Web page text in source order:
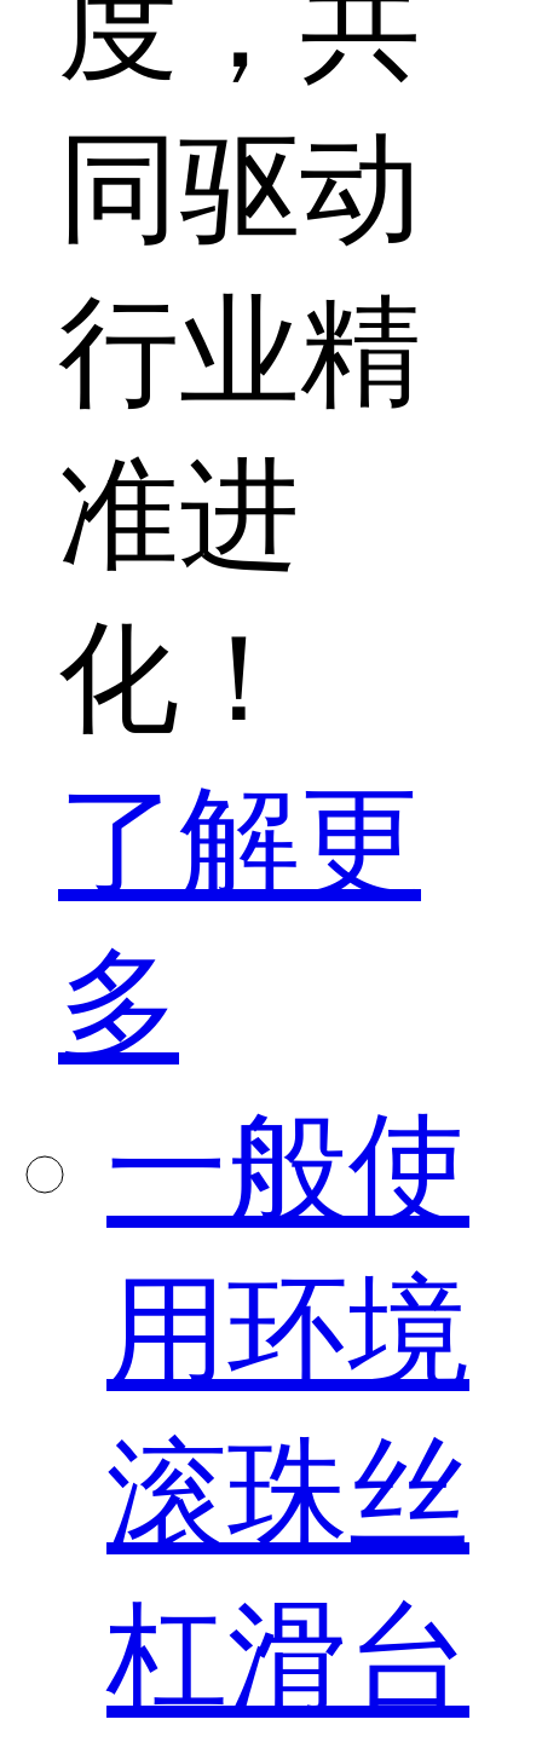
同驱动
行业精
准进
化！
了解更
多
一般使
用环境
滚珠丝
杠滑台